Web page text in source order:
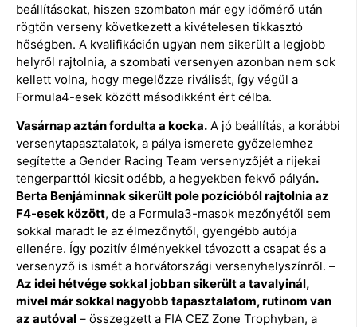
beállításokat, hiszen szombaton már egy időmérő után
rögtön verseny következett a kivételesen tikkasztó
hőségben. A kvalifikáción ugyan nem sikerült a legjobb
helyről rajtolnia, a szombati versenyen azonban nem sok
kellett volna, hogy megelőzze riválisát, így végül a
Formula4-esek között másodikként ért célba.
Vasárnap aztán fordulta a kocka. A jó beállítás, a korábbi
versenytapasztalatok, a pálya ismerete győzelemhez
segítette a Gender Racing Team versenyzőjét a rijekai
tengerparttól kicsit odébb, a hegyekben fekvő pályán.
Berta Benjáminnak sikerült pole pozícióból rajtolnia az
F4-esek között, de a Formula3-masok mezőnyétől sem
sokkal maradt le az élmezőnytől, gyengébb autója
ellenére. Így pozitív élményekkel távozott a csapat és a
versenyző is ismét a horvátországi versenyhelyszínről. –
Az idei hétvége sokkal jobban sikerült a tavalyinál,
mivel már sokkal nagyobb tapasztalatom, rutinom van
az autóval – összegzett a FIA CEZ Zone Trophyban, a